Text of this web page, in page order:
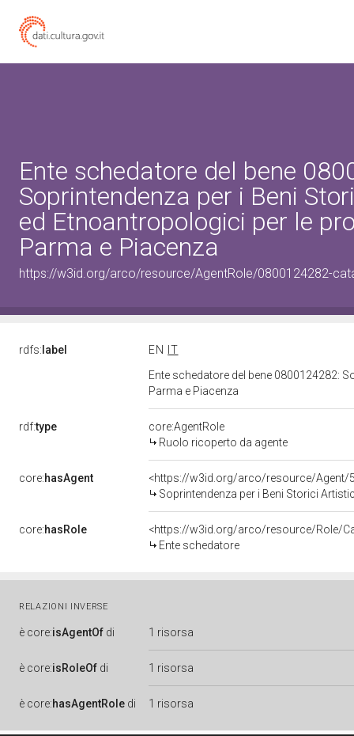
Ente schedatore del bene
Soprintendenza per i Beni
ed Etnoantropologici per le
Parma e Piacenza
https://w3id.org/arco/resource/AgentRole/0800124282-
rdfs: label EN
IT
Ente schedatore del bene 0800124282:
Parma e Piacenza
rdf:type
core:AgentRole
Ruolo ricoperto da agente
core:hasAgent
<https://w3id.org/arco/resource/Agent/
Soprintendenza per i Beni Storici
core:hasRole
<https://w3id.org/arco/resource/Role/
Ente schedatore
RELAZIONI INVERSE
è core:isAgentOf di 1 risorsa
è core:isRoleOf di 1 risorsa
è core:hasAgentRole di 1 risorsa